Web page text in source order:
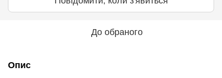
До обраного
Опис